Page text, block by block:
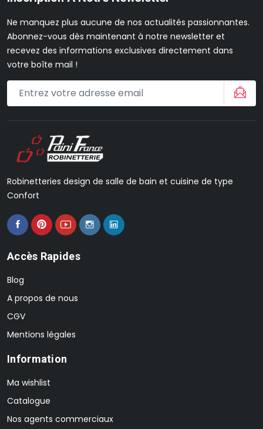
Ne manquez plus aucune de nos actualités passionnantes.
Abonnez-vous dès maintenant à notre newsletter et
recevez des informations exclusives directement dans
votre boîte mail !
Robinetteries design de salle de bain et cuisine de type
Confort
Accès Rapides
Blog
A propos de nous
CGV
Mentions légales
Information
Ma wishlist
Catalogue
Nos agents commerciaux